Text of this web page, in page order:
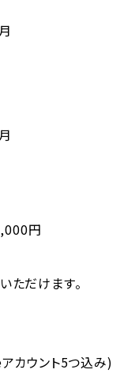
円
ただけます。
ウント5つ込み)